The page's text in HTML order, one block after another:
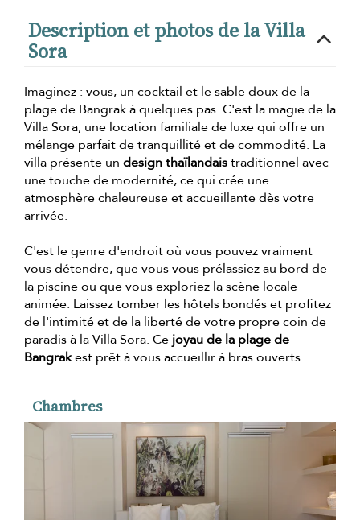
Description et photos de la Villa
Sora
Imaginez : vous, un cocktail et le sable doux de la
plage de Bangrak à quelques pas. C'est la magie de la
Villa Sora, une location familiale de luxe qui offre un
mélange parfait de tranquillité et de commodité. La
villa présente un design thaïlandaistraditionnel avec
une touche de modernité, ce qui crée une
atmosphère chaleureuse et accueillante dès votre
arrivée.
C'est le genre d'endroit où vous pouvez vraiment
vous détendre, que vous vous prélassiez au bord de
la piscine ou que vous exploriez la scène locale
animée. Laissez tomber les hôtels bondés et profitez
de l'intimité et de la liberté de votre propre coin de
paradis à la Villa Sora. Ce joyau de la plage de
Bangrakest prêt à vous accueillir à bras ouverts.
Chambres